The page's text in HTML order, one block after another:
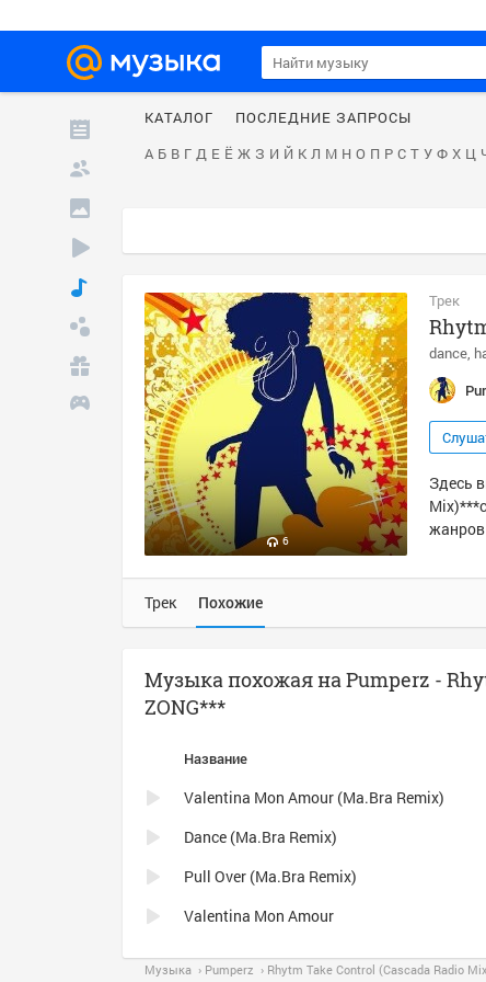
КАТАЛОГ
ПОСЛЕДНИЕ ЗАПРОСЫ
А Б В Г Д Е Ё Ж З И Й К Л М Н О П Р С Т У Ф Х Ц
6
Трек
dance
Здесь
жанров
Трек Похожие
Музыка похожая на Pumperz -
ZONG***
Название
Valentina Mon Amour (Ma.Bra Remix)
Dance (Ma.Bra Remix)
Pull Over (Ma.Bra Remix)
Valentina Mon Amour
Музыка Pumperz Rhytm Take Control (Cascada Radio